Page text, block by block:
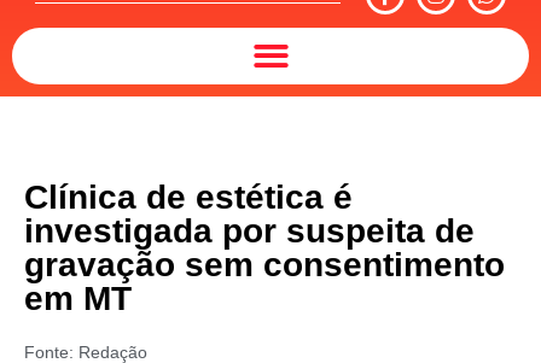
Clínica de estética é
investigada por suspeita de
gravação sem consentimento
em MT
Fonte: Redação